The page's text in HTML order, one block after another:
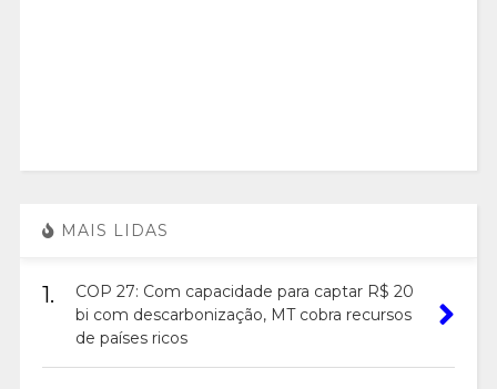
MAIS LIDAS
1.
COP 27: Com capacidade para captar R$ 20
bi com descarbonização, MT cobra recursos
de países ricos